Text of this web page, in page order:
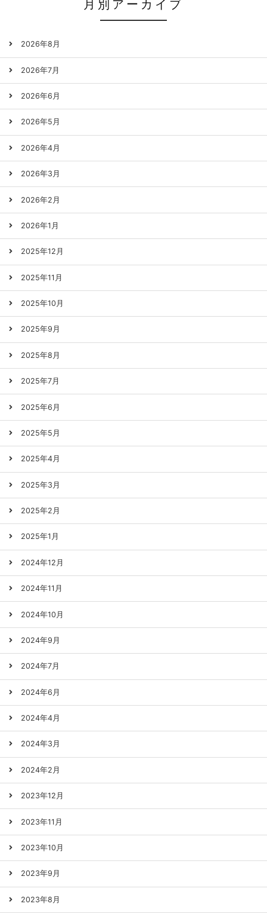
月別アーカイブ
2026年8月
2026年7月
2026年6月
2026年5月
2026年4月
2026年3月
2026年2月
2026年1月
2025年12月
2025年11月
2025年10月
2025年9月
2025年8月
2025年7月
2025年6月
2025年5月
2025年4月
2025年3月
2025年2月
2025年1月
2024年12月
2024年11月
2024年10月
2024年9月
2024年7月
2024年6月
2024年4月
2024年3月
2024年2月
2023年12月
2023年11月
2023年10月
2023年9月
2023年8月